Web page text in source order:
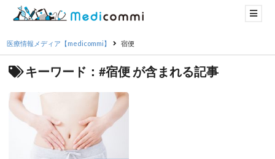
医療情報メディア【medicommi】 宿便
キーワード：#宿便 が含まれる記事